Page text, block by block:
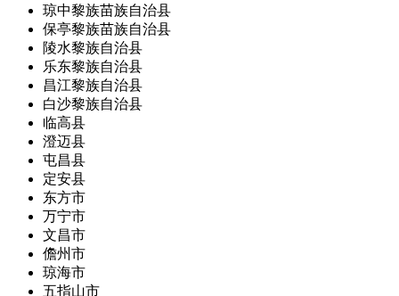
琼中黎族苗族自治县
保亭黎族苗族自治县
陵水黎族自治县
乐东黎族自治县
昌江黎族自治县
白沙黎族自治县
临高县
澄迈县
屯昌县
定安县
东方市
万宁市
文昌市
儋州市
琼海市
五指山市